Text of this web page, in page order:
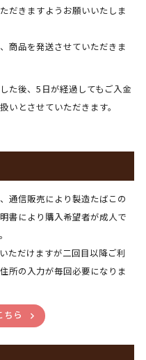
だきますようお願いいたしま
商品を発送させていただきま
た後、5日が経過してもご入金
いとさせていただきます。
通信販売により製造たばこの
書により購入希望者が成人で
ただけますが二回目以降ご利
所の入力が毎回必要になりま
ちら